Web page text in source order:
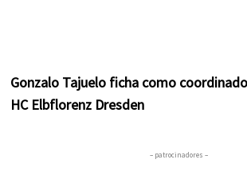
Gonzalo Tajuelo ficha como
HC Elbflorenz Dresden
– patrocinadores –